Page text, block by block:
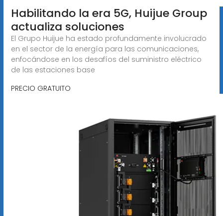
Habilitando la era 5G, Huijue Group
actualiza soluciones
El Grupo Huijue ha estado profundamente involucrado
en el sector de la energía para las comunicaciones,
enfocándose en los desafíos del suministro eléctrico
de las estaciones base
PRECIO GRATUITO